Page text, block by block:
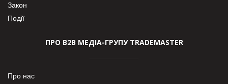
Закон
Події
ПРО В2В МЕДІА-ГРУПУ TRADEMASTER
Про нас